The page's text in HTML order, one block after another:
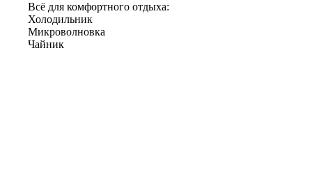
Всё для комфортного отдыха:
Холодильник
Микроволновка
Чайник